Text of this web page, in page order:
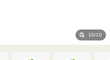
10/10